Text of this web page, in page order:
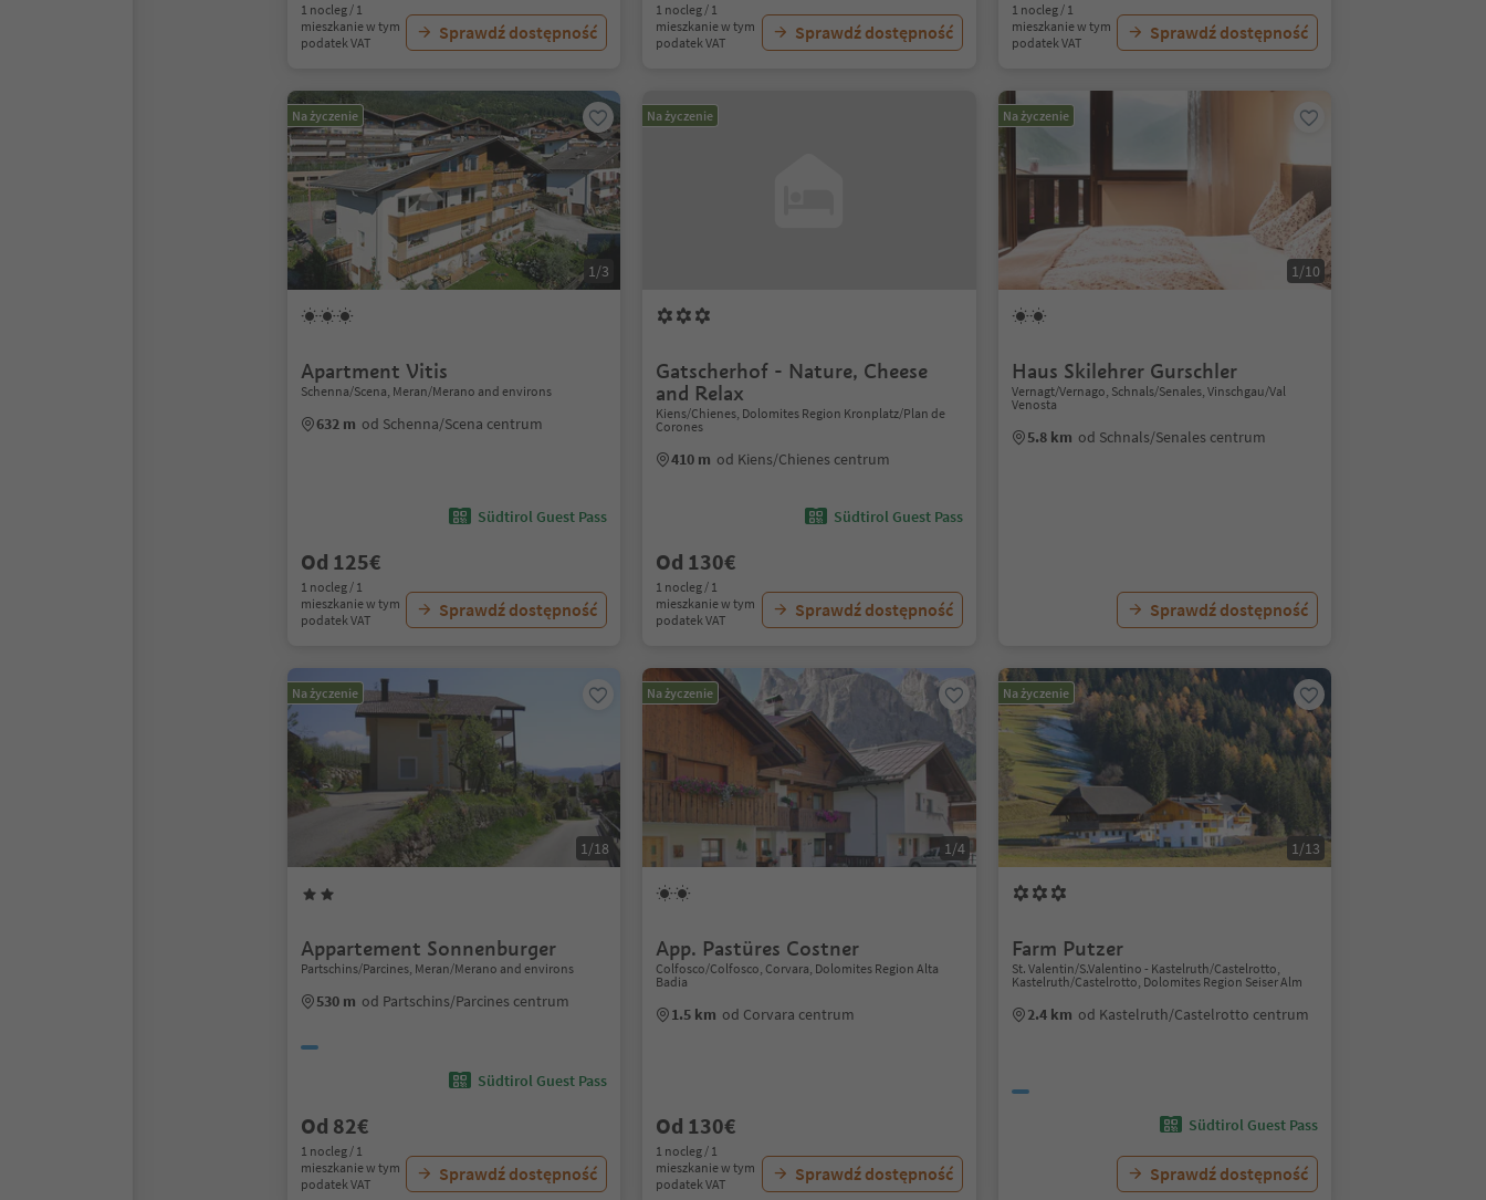
1 nocleg / 1
mieszkanie w tym
podatek VAT
Sprawdź dostępność
1 nocleg / 1
mieszkanie w tym
podatek VAT
Sprawdź dostępność
1 nocleg / 1
mieszkanie w tym
podatek VAT
Sprawdź dostępność
Na życzenie
1/3
Apartment Vitis
Schenna/Scena, Meran/Merano and environs
632 m od Schenna/Scena centrum
Südtirol Guest Pass
Od 125€
1 nocleg / 1
mieszkanie w tym
podatek VAT
Sprawdź dostępność
Na życzenie
Gatscherhof - Nature, Cheese
and Relax
Kiens/Chienes, Dolomites Region Kronplatz/Plan de
Corones
410 m od Kiens/Chienes centrum
Südtirol Guest Pass
Od 130€
1 nocleg / 1
mieszkanie w tym
podatek VAT
Sprawdź dostępność
Na życzenie
1/10
Haus Skilehrer Gurschler
Vernagt/Vernago, Schnals/Senales, Vinschgau/Val
Venosta
5.8 km od Schnals/Senales centrum
Sprawdź dostępność
Na życzenie
1/18
Appartement Sonnenburger
Partschins/Parcines, Meran/Merano and environs
530 m od Partschins/Parcines centrum
Südtirol Guest Pass
Od 82€
1 nocleg / 1
mieszkanie w tym
podatek VAT
Sprawdź dostępność
Na życzenie
1/4
App. Pastüres Costner
Colfosco/Colfosco, Corvara, Dolomites Region Alta
Badia
1.5 km od Corvara centrum
Od 130€
1 nocleg / 1
mieszkanie w tym
podatek VAT
Sprawdź dostępność
Na życzenie
1/13
Farm Putzer
St. Valentin/S.Valentino - Kastelruth/Castelrotto,
Kastelruth/Castelrotto, Dolomites Region Seiser Alm
2.4 km od Kastelruth/Castelrotto centrum
Südtirol Guest Pass
Sprawdź dostępność